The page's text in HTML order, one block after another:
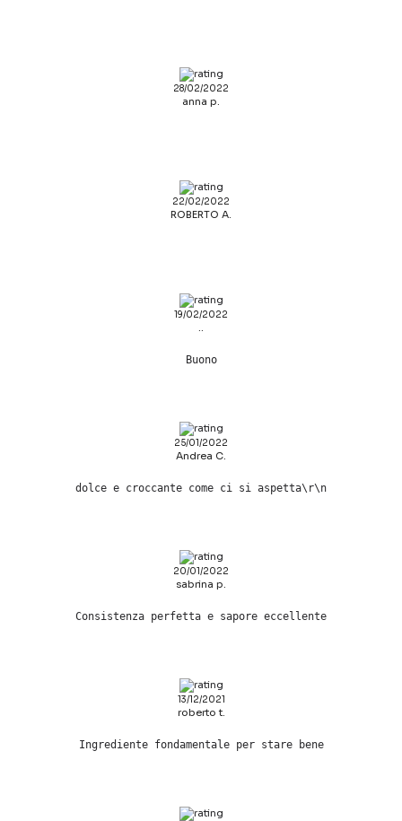
28/02/2022
anna p.
22/02/2022
ROBERTO A.
19/02/2022
..
Buono
25/01/2022
Andrea C.
dolce e croccante come ci si aspetta\r\n
20/01/2022
sabrina p.
Consistenza perfetta e sapore eccellente
13/12/2021
roberto t.
Ingrediente fondamentale per stare bene